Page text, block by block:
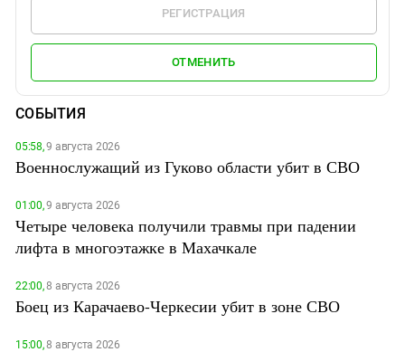
РЕГИСТРАЦИЯ
ОТМЕНИТЬ
СОБЫТИЯ
05:58,9 августа 2026
Военнослужащий из Гуково области убит в СВО
01:00,9 августа 2026
Четыре человека получили травмы при падении
лифта в многоэтажке в Махачкале
22:00,8 августа 2026
Боец из Карачаево-Черкесии убит в зоне СВО
15:00,8 августа 2026